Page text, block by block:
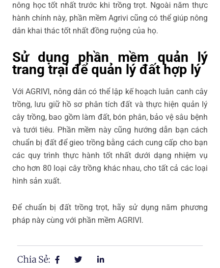
nông học tốt nhất trước khi trồng trọt. Ngoài năm thực
hành chính này, phần mềm Agrivi cũng có thể giúp nông
dân khai thác tốt nhất đồng ruộng của họ.
Sử dụng phần mềm quản lý
trang trại để quản lý đất hợp lý
Với AGRIVI, nông dân có thể lập kế hoạch luân canh cây
trồng, lưu giữ hồ sơ phân tích đất và thực hiện quản lý
cây trồng, bao gồm làm đất, bón phân, bảo vệ sâu bệnh
và tưới tiêu. Phần mềm này cũng hướng dẫn bạn cách
chuẩn bị đất để gieo trồng bằng cách cung cấp cho bạn
các quy trình thực hành tốt nhất dưới dạng nhiệm vụ
cho hơn 80 loại cây trồng khác nhau, cho tất cả các loại
hình sản xuất.
Để chuẩn bị đất trồng trọt, hãy sử dụng năm phương
pháp này cùng với phần mềm AGRIVI.
Chia Sẻ: